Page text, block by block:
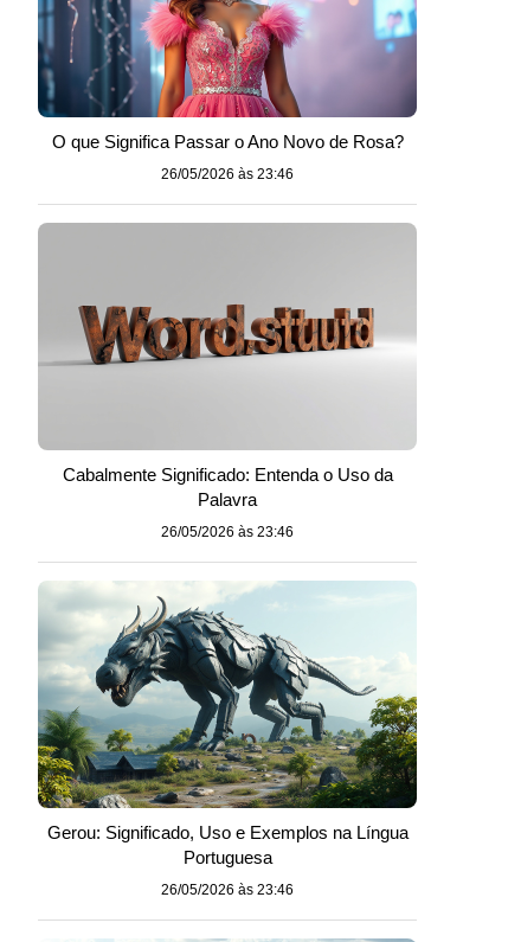
O que Significa Passar o Ano Novo de Rosa?
26/05/2026 às 23:46
Cabalmente Significado: Entenda o Uso da
Palavra
26/05/2026 às 23:46
Gerou: Significado, Uso e Exemplos na Língua
Portuguesa
26/05/2026 às 23:46